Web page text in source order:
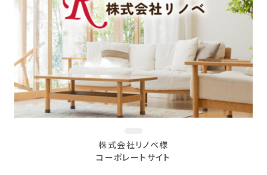
株式会社リノベ様
コーポレートサイト